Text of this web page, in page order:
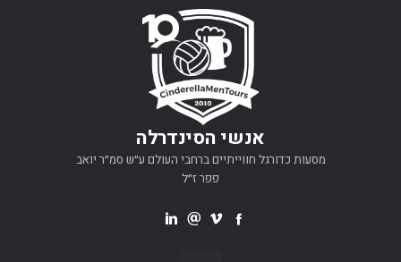
אנשי הסינדרלה
מסעות כדורגל חווייתיים ברחבי העולם ע״ש סמ״ר יואב
פפר ז״ל